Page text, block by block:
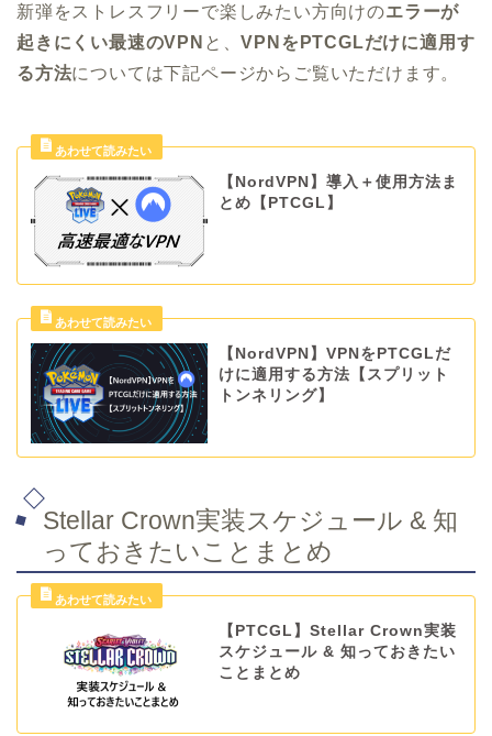
新弾をストレスフリーで楽しみたい方向けのエラーが
起きにくい最速のVPN と、VPNをPTCGLだけに適用す
る方法については下記ページからご覧いただけます。
【NordVPN】導入＋使用方法ま
とめ【PTCGL】
【NordVPN】VPNをPTCGLだ
けに適用する方法【スプリット
トンネリング】
Stellar Crown実装スケジュール & 知
っておきたいことまとめ
【PTCGL】Stellar Crown実装
スケジュール & 知っておきたい
ことまとめ